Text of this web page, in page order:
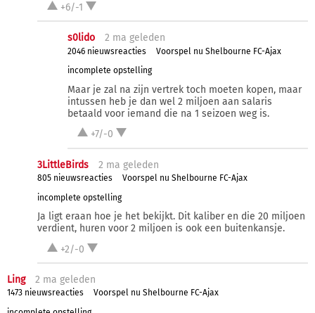
+6/-1
s0lido 2 ma geleden
2046 nieuwsreacties
Voorspel nu Shelbourne FC-Ajax
incomplete opstelling
Maar je zal na zijn vertrek toch moeten kopen, maar
intussen heb je dan wel 2 miljoen aan salaris
betaald voor iemand die na 1 seizoen weg is.
+7/-0
3LittleBirds 2 ma geleden
805 nieuwsreacties
Voorspel nu Shelbourne FC-Ajax
incomplete opstelling
Ja ligt eraan hoe je het bekijkt. Dit kaliber en die 20 miljoen
verdient, huren voor 2 miljoen is ook een buitenkansje.
+2/-0
Ling 2 ma geleden
1473 nieuwsreacties
Voorspel nu Shelbourne FC-Ajax